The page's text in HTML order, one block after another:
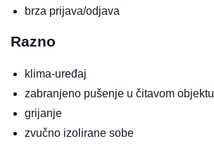
brza prijava/odjava
Razno
klima-uređaj
zabranjeno pušenje u čitavom objektu
grijanje
zvučno izolirane sobe